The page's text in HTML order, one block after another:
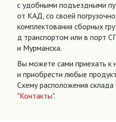
с удобными подъездными
от КАД, со своей
комплектования сборных
д транспортом или в порт
и Мурманска.
Вы можете сами приехать к
и приобрести любые
Схему расположения
"Контакты".